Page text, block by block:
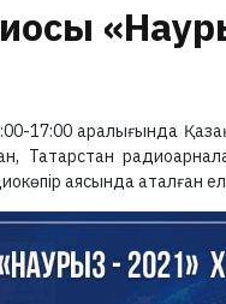
17:00 аралығында
Татарстан
аясында